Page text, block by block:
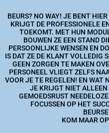
BEURS? NO WAY! JE BENT
KRIJGT DE PROFESSIONELE
TOEKOMT. MET HUN
BOUWEN ZE EEN STAND
PERSOONLIJKE WENSEN EN
IS DAT ZE DE KLANT VOLLEDIG
GEEN ZORGEN TE MAKEN
PERSONEEL VLIEGT ZELFS
VOOR JE TE REGELEN! EN WAT
JE KRIJGT NIET ALLEEN
GEMOEDSRUST
FOCUSSEN OP HET
KOM MAAR